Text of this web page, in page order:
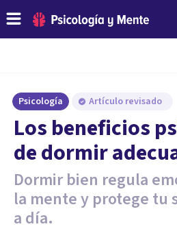
Psicología Artículo revisado
Los beneficios
de dormir
Dormir bien regula
la mente y protege tu
a día.